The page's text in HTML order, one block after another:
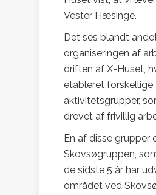
Vester Hæsinge.
Det ses blandt
organiseringen af
driften af X-Huset,
etableret forskellige
aktivitetsgrupper,
drevet af frivillig
En af disse grupper
Skovsøgruppen,
de sidste 5 år har
området ved